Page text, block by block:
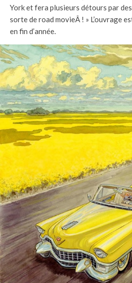
York et fera plusieurs détours par
sorte de road movieÂ ! » L’ouvrage
en fin d’année.